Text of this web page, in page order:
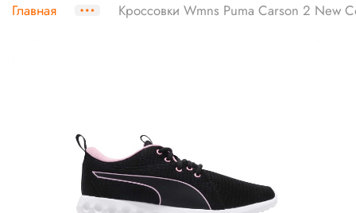
Главная Кроссовки Wmns Puma Carson 2 New